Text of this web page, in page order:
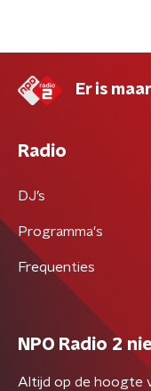
Er is
Radio
DJ’s
Programma's
Frequenties
NPO Radio 2
Altijd op de hoogte